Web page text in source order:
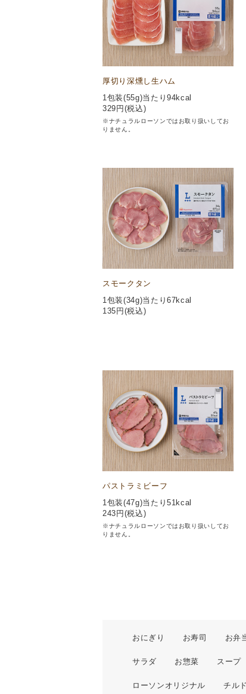
厚切り深燻し生ハム
1包装(55g)当たり94kcal
329 円(税込)
※ナチュラルローソンではお取り扱いしてお
りません。
スモークタン
1包装(34g)当たり67kcal
135 円(税込)
パストラミビーフ
1包装(47g)当たり51kcal
243 円(税込)
※ナチュラルローソンではお取り扱いしてお
りません。
おにぎり お寿司 お弁
サラダ お惣菜 スープ
ローソンオリジナル チル